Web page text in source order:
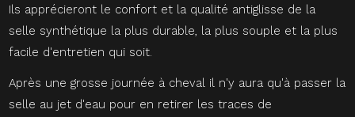
Ils apprécieront le confort et la qualité antiglisse de la
selle synthétique la plus durable, la plus souple et la plus
facile d'entretien qui soit.
Après une grosse journée à cheval il n'y aura qu'à passer la
selle au jet d'eau pour en retirer les traces de